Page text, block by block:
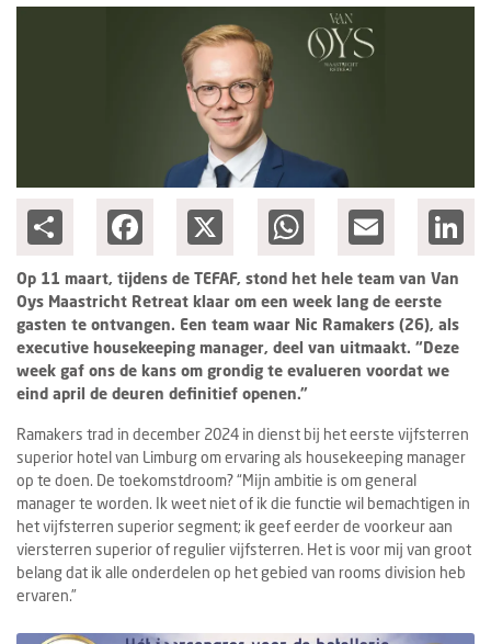
HotelSummit
Facebook WhatsAppEmail
Op 11 maart, tijdens de TEFAF, stond het hele team van Van
Oys Maastricht Retreat klaar om een week lang de eerste
gasten te ontvangen. Een team waar Nic Ramakers (26), als
executive housekeeping manager, deel van uitmaakt. “Deze
week gaf ons de kans om grondig te evalueren voordat we
eind april de deuren definitief openen.”
Ramakers trad in december 2024 in dienst bij het eerste vijfsterren
superior hotel van Limburg om ervaring als housekeeping manager
op te doen. De toekomstdroom? “Mijn ambitie is om general
manager te worden. Ik weet niet of ik die functie wil bemachtigen in
het vijfsterren superior segment; ik geef eerder de voorkeur aan
viersterren superior of regulier vijfsterren. Het is voor mij van groot
belang dat ik alle onderdelen op het gebied van rooms division heb
ervaren.”